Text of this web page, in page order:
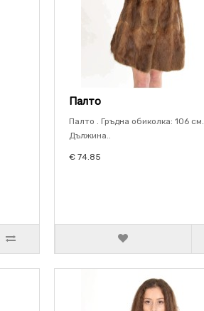
Палто
Палто . Гръдна обиколка: 106 см.
Дължина..
€ 74.85